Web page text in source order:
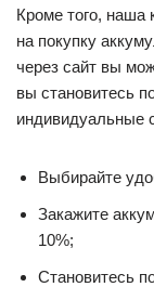
Кроме того, наша
на покупку
через сайт вы
вы становитесь
индивидуальные
Выбирайте
Закажите
10%;
Становитесь